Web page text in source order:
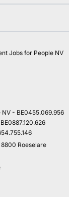
Jobs for People NV
- BE0455.069.956
Roeselare